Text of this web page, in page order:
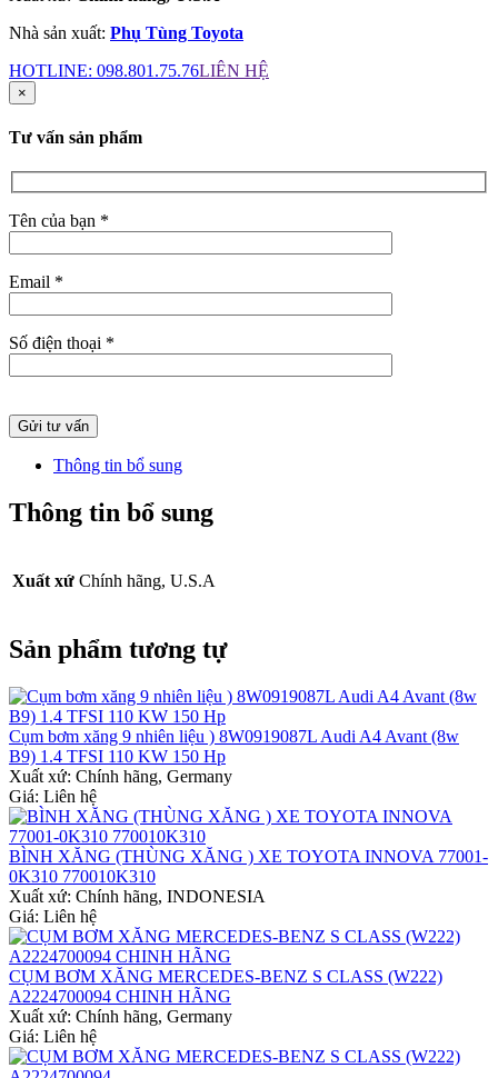
Nhà sản xuất: Phụ Tùng Toyota
HOTLINE: 098.801.75.76LIÊN HỆ
×
Tư vấn sản phẩm
Tên của bạn *
Email *
Số điện thoại *
Thông tin bổ sung
Thông tin bổ sung
Xuất xứ Chính hãng, U.S.A
Sản phẩm tương tự
Cụm bơm xăng 9 nhiên liệu ) 8W0919087L Audi A4 Avant (8w
B9) 1.4 TFSI 110 KW 150 Hp
Xuất xứ: Chính hãng, Germany
Giá: Liên hệ
BÌNH XĂNG (THÙNG XĂNG ) XE TOYOTA INNOVA 77001-
0K310 770010K310
Xuất xứ: Chính hãng, INDONESIA
Giá: Liên hệ
CỤM BƠM XĂNG MERCEDES-BENZ S CLASS (W222)
A2224700094 CHINH HÃNG
Xuất xứ: Chính hãng, Germany
Giá: Liên hệ